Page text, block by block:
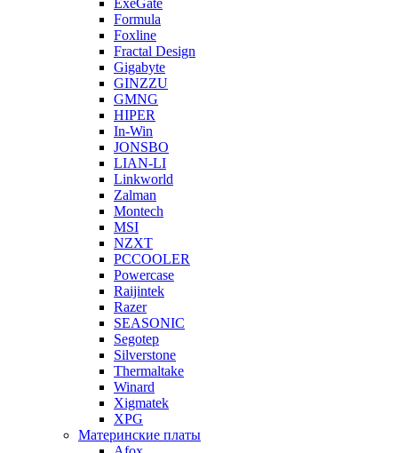
ExeGate
Formula
Foxline
Fractal Design
Gigabyte
GINZZU
GMNG
HIPER
In-Win
JONSBO
LIAN-LI
Linkworld
Zalman
Montech
MSI
NZXT
PCCOOLER
Powercase
Raijintek
Razer
SEASONIC
Segotep
Silverstone
Thermaltake
Winard
Xigmatek
XPG
Материнские платы